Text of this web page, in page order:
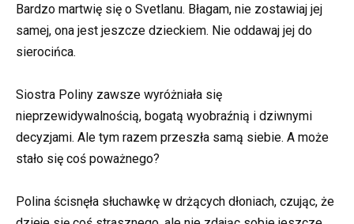
Bardzo martwię się o Svetlanu. Błagam, nie zostawiaj jej
samej, ona jest jeszcze dzieckiem. Nie oddawaj jej do
sierocińca.
Siostra Poliny zawsze wyróżniała się
nieprzewidywalnością, bogatą wyobraźnią i dziwnymi
decyzjami. Ale tym razem przeszła samą siebie. A może
stało się coś poważnego?
Polina ścisnęła słuchawkę w drżących dłoniach, czując, że